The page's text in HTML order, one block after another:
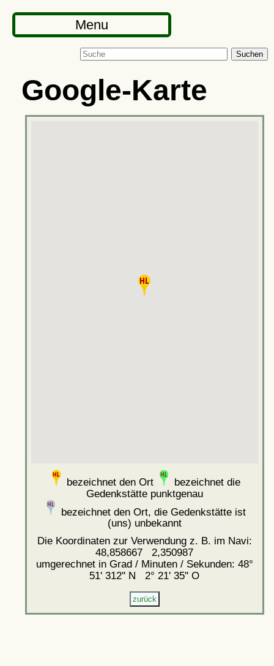
Menu
Suchen
Google-Karte
bezeichnet den Ort
bezeichnet die
Gedenkstätte punktgenau
bezeichnet den Ort, die Gedenkstätte ist
(uns) unbekannt
Die Koordinaten zur Verwendung z. B. im Navi:
48,858667 2,350987
umgerechnet in Grad / Minuten / Sekunden: 48°
51' 312'' N 2° 21' 35'' O